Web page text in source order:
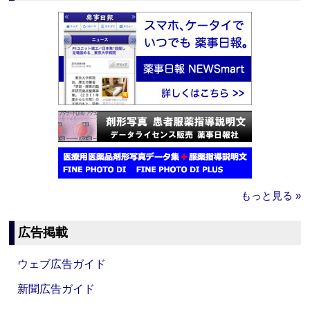
もっと見る »
広告掲載
ウェブ広告ガイド
新聞広告ガイド